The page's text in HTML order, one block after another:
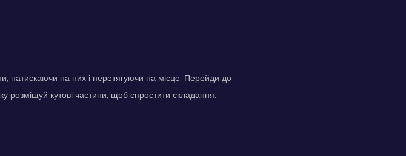
натискаючи на них і перетягуючи на місце. Перейди до
розміщуй кутові частини, щоб спростити складання.